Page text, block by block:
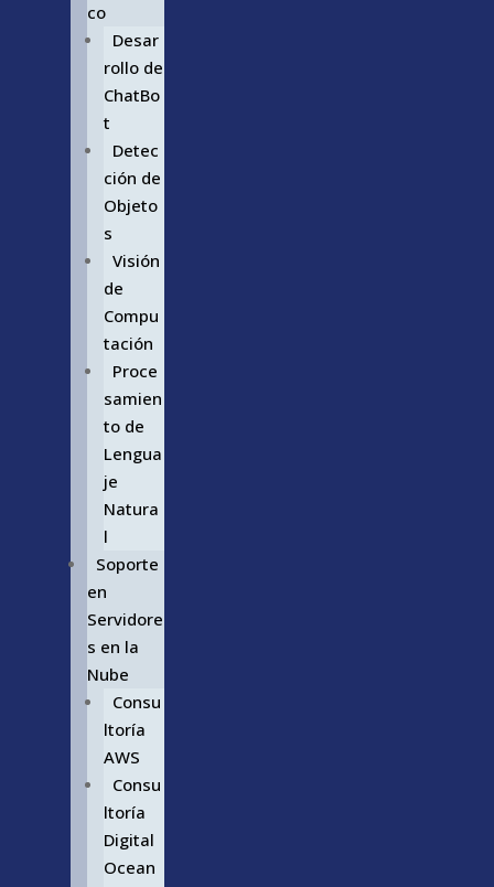
co
Desar
rollo de
ChatBo
t
Detec
ción de
Objeto
s
Visión
de
Compu
tación
Proce
samien
to de
Lengua
je
Natura
l
Soporte
en
Servidore
s en la
Nube
Consu
ltoría
AWS
Consu
ltoría
Digital
Ocean